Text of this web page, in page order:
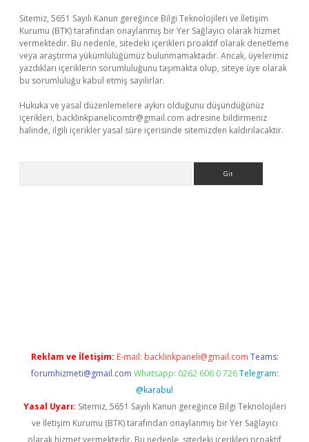
Sitemiz, 5651 Sayılı Kanun gereğince Bilgi Teknolojileri ve İletişim
Kurumu (BTK) tarafından onaylanmış bir Yer Sağlayıcı olarak hizmet
vermektedir. Bu nedenle, sitedeki içerikleri proaktif olarak denetleme
veya araştırma yükümlülüğümüz bulunmamaktadır. Ancak, üyelerimiz
yazdıkları içeriklerin sorumluluğunu taşımakta olup, siteye üye olarak
bu sorumluluğu kabul etmiş sayılırlar.
Hukuka ve yasal düzenlemelere aykırı olduğunu düşündüğünüz
içerikleri, backlinkpanelicomtr@gmail.com adresine bildirmeniz
halinde, ilgili içerikler yasal süre içerisinde sitemizden kaldırılacaktır.
Reklam ve İletişim: E-mail: backlinkpaneli@gmail.com Teams:
forumhizmeti@gmail.com Whatsapp: 0262 606 0 726 Telegram:
@karabul
Yasal Uyarı: Sitemiz, 5651 Sayılı Kanun gereğince Bilgi Teknolojileri
ve İletişim Kurumu (BTK) tarafından onaylanmış bir Yer Sağlayıcı
olarak hizmet vermektedir. Bu nedenle, sitedeki içerikleri proaktif